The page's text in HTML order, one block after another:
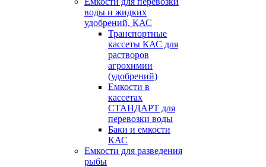
воды и жидких
удобрений, КАС
Транспортные
кассеты КАС для
растворов
агрохимии
(удобрений)
Емкости в
кассетах
СТАНДАРТ для
перевозки воды
Баки и емкости
КАС
Емкости для разведения
рыбы